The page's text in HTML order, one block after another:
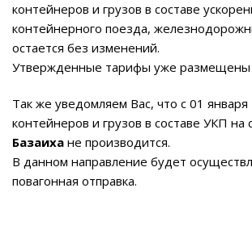
контейнеров и грузов в составе
контейнерного поезда,
остается без изменений.
Утвержденные тарифы уже размещены
Так же уведомляем Вас, что с 01 января
контейнеров и грузов в составе УКП на
Базаихане производится.
В данном направление будет
повагонная отправка.